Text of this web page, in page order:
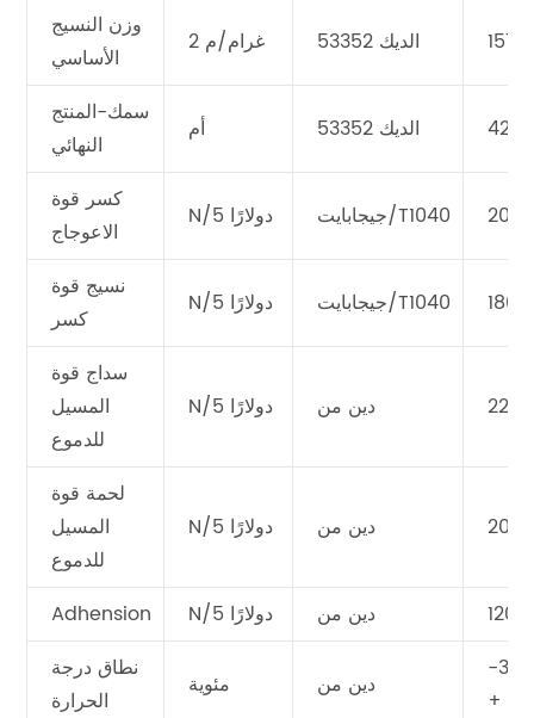
وزن النسيج
الأساسي
غرام/م 2 الديك 53352 157
سمك-المنتج
النهائي
أم الديك 53352 42
كسر قوة
الاعوجاج
N/5 دولارًا جيجابايت/T1040 2000
نسيج قوة
كسر
N/5 دولارًا جيجابايت/T1040 1800
سداج قوة
المسيل
للدموع
N/5 دولارًا دين من 220
لحمة قوة
المسيل
للدموع
N/5 دولارًا دين من 200
Adhension N/5 دولارًا دين من
120
نطاق درجة
الحرارة
مئوية دين من
-30
+ 70